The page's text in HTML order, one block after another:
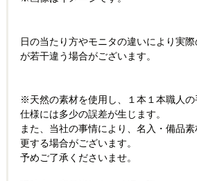
日の当たり方やモニタの違いにより実
が若干違う場合がございます。
※天然の素材を使用し、１本１本職人
仕様には多少の誤差が生じます。
また、当社の事情により、名入・備品
更する場合がございます。
予めご了承くださいませ。